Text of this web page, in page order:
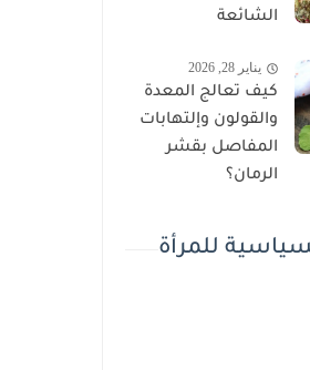
الشائعة
يناير 28, 2026
كيف تعالج المعدة
والقولون وإلتهابات
المفاصل بقشر
الرمان؟
للمرأة